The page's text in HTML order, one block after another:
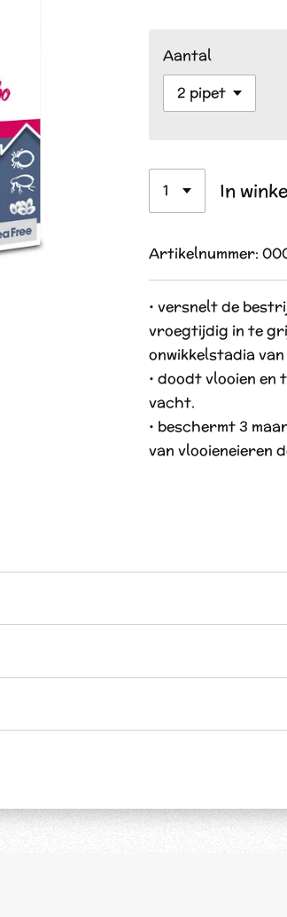
Aantal
In
Artikelnummer:
• versnelt de
vroegtijdig in te
onwikkelstadia
• doodt vlooien
vacht.
• beschermt 3
van vlooieneieren